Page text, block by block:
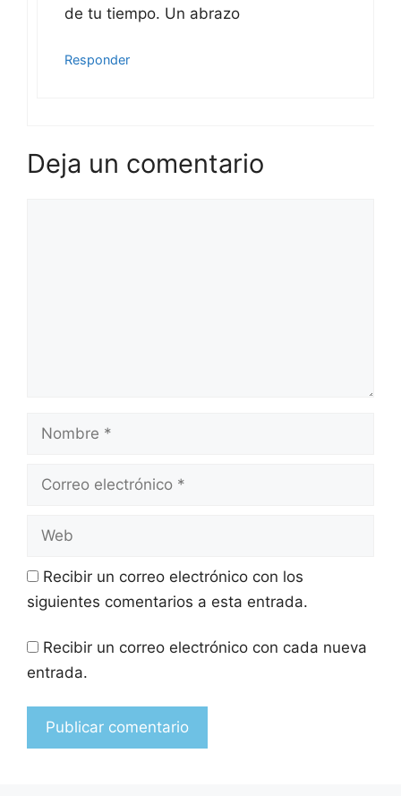
de tu tiempo. Un abrazo
Responder
Deja un comentario
Recibir un correo electrónico con los
siguientes comentarios a esta entrada.
Recibir un correo electrónico con cada nueva
entrada.